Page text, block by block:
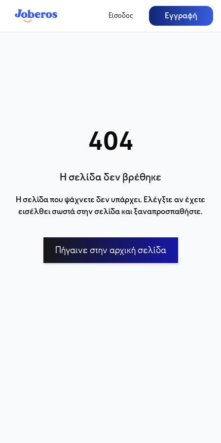
Είσοδος Εγγραφή
404
Η σελίδα δεν βρέθηκε
Η σελίδα που ψάχνετε δεν υπάρχει. Ελέγξτε αν έχετε
εισέλθει σωστά στην σελίδα και ξαναπροσπαθήστε.
Πήγαινε στην αρχική σελίδα